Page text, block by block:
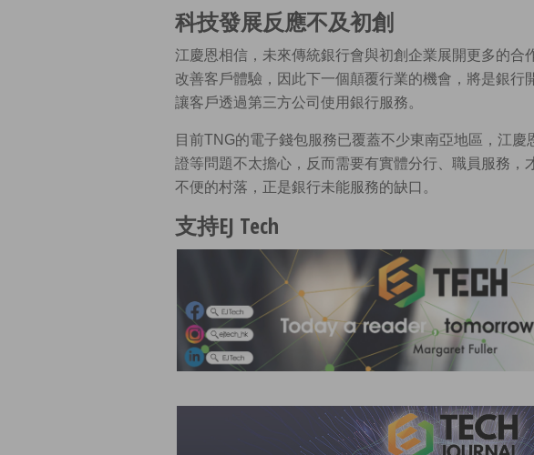
科技發展反應不及初創
江慶恩相信，未來傳統銀行會與初創企業展開更多的合
改善客戶體驗，因此下一個顛覆行業的機會，將是銀行
讓客戶透過第三方公司使用銀行服務。
目前TNG的電子錢包服務已覆蓋不少東南亞地區，江
證等問題不太擔心，反而需要有實體分行、職員服務，
不便的村落，正是銀行未能服務的缺口。
支持EJ Tech